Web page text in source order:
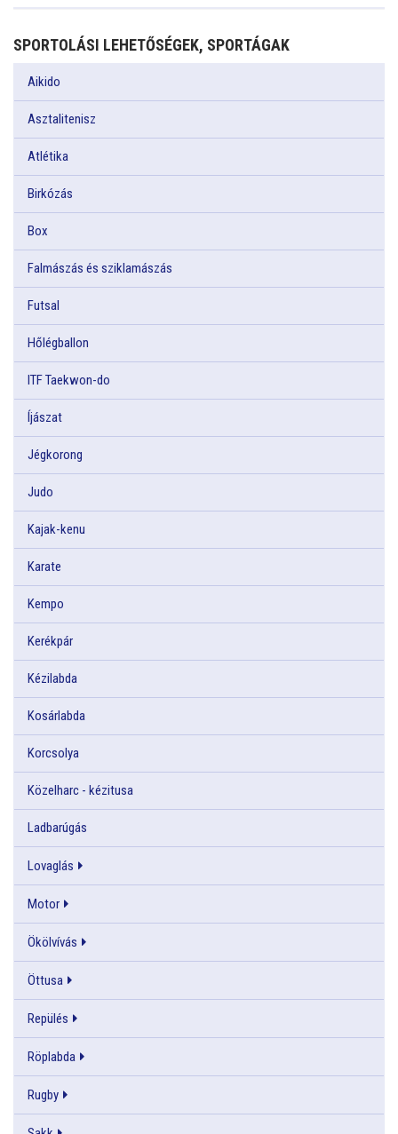
SPORTOLÁSI LEHETŐSÉGEK, SPORTÁGAK
Aikido
Asztalitenisz
Atlétika
Birkózás
Box
Falmászás és sziklamászás
Futsal
Hőlégballon
ITF Taekwon-do
Íjászat
Jégkorong
Judo
Kajak-kenu
Karate
Kempo
Kerékpár
Kézilabda
Kosárlabda
Korcsolya
Közelharc - kézitusa
Ladbarúgás
Lovaglás
Motor
Ökölvívás
Öttusa
Repülés
Röplabda
Rugby